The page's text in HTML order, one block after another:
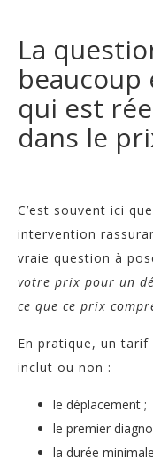
La
beaucoup
qui est
dans le
C’est souvent ici
intervention
vraie question à
votre prix pour un
ce que ce prix
En pratique, un tarif
inclut ou non :
le déplacement ;
le premier
la durée